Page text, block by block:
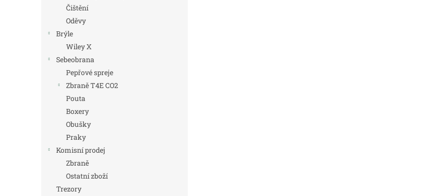
Čištění
Oděvy
Brýle
Wiley X
Sebeobrana
Pepřové spreje
Zbraně T4E CO2
Pouta
Boxery
Obušky
Praky
Komisní prodej
Zbraně
Ostatní zboží
Trezory